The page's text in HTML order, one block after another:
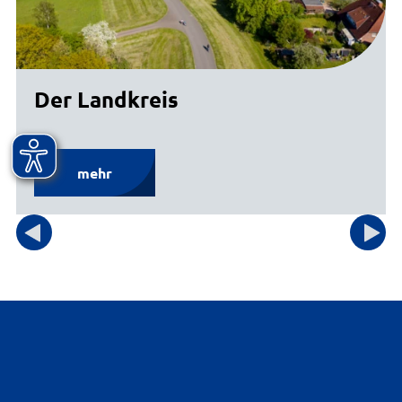
Der Landkreis
mehr